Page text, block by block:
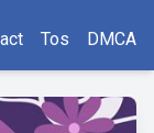
Tos DMCA